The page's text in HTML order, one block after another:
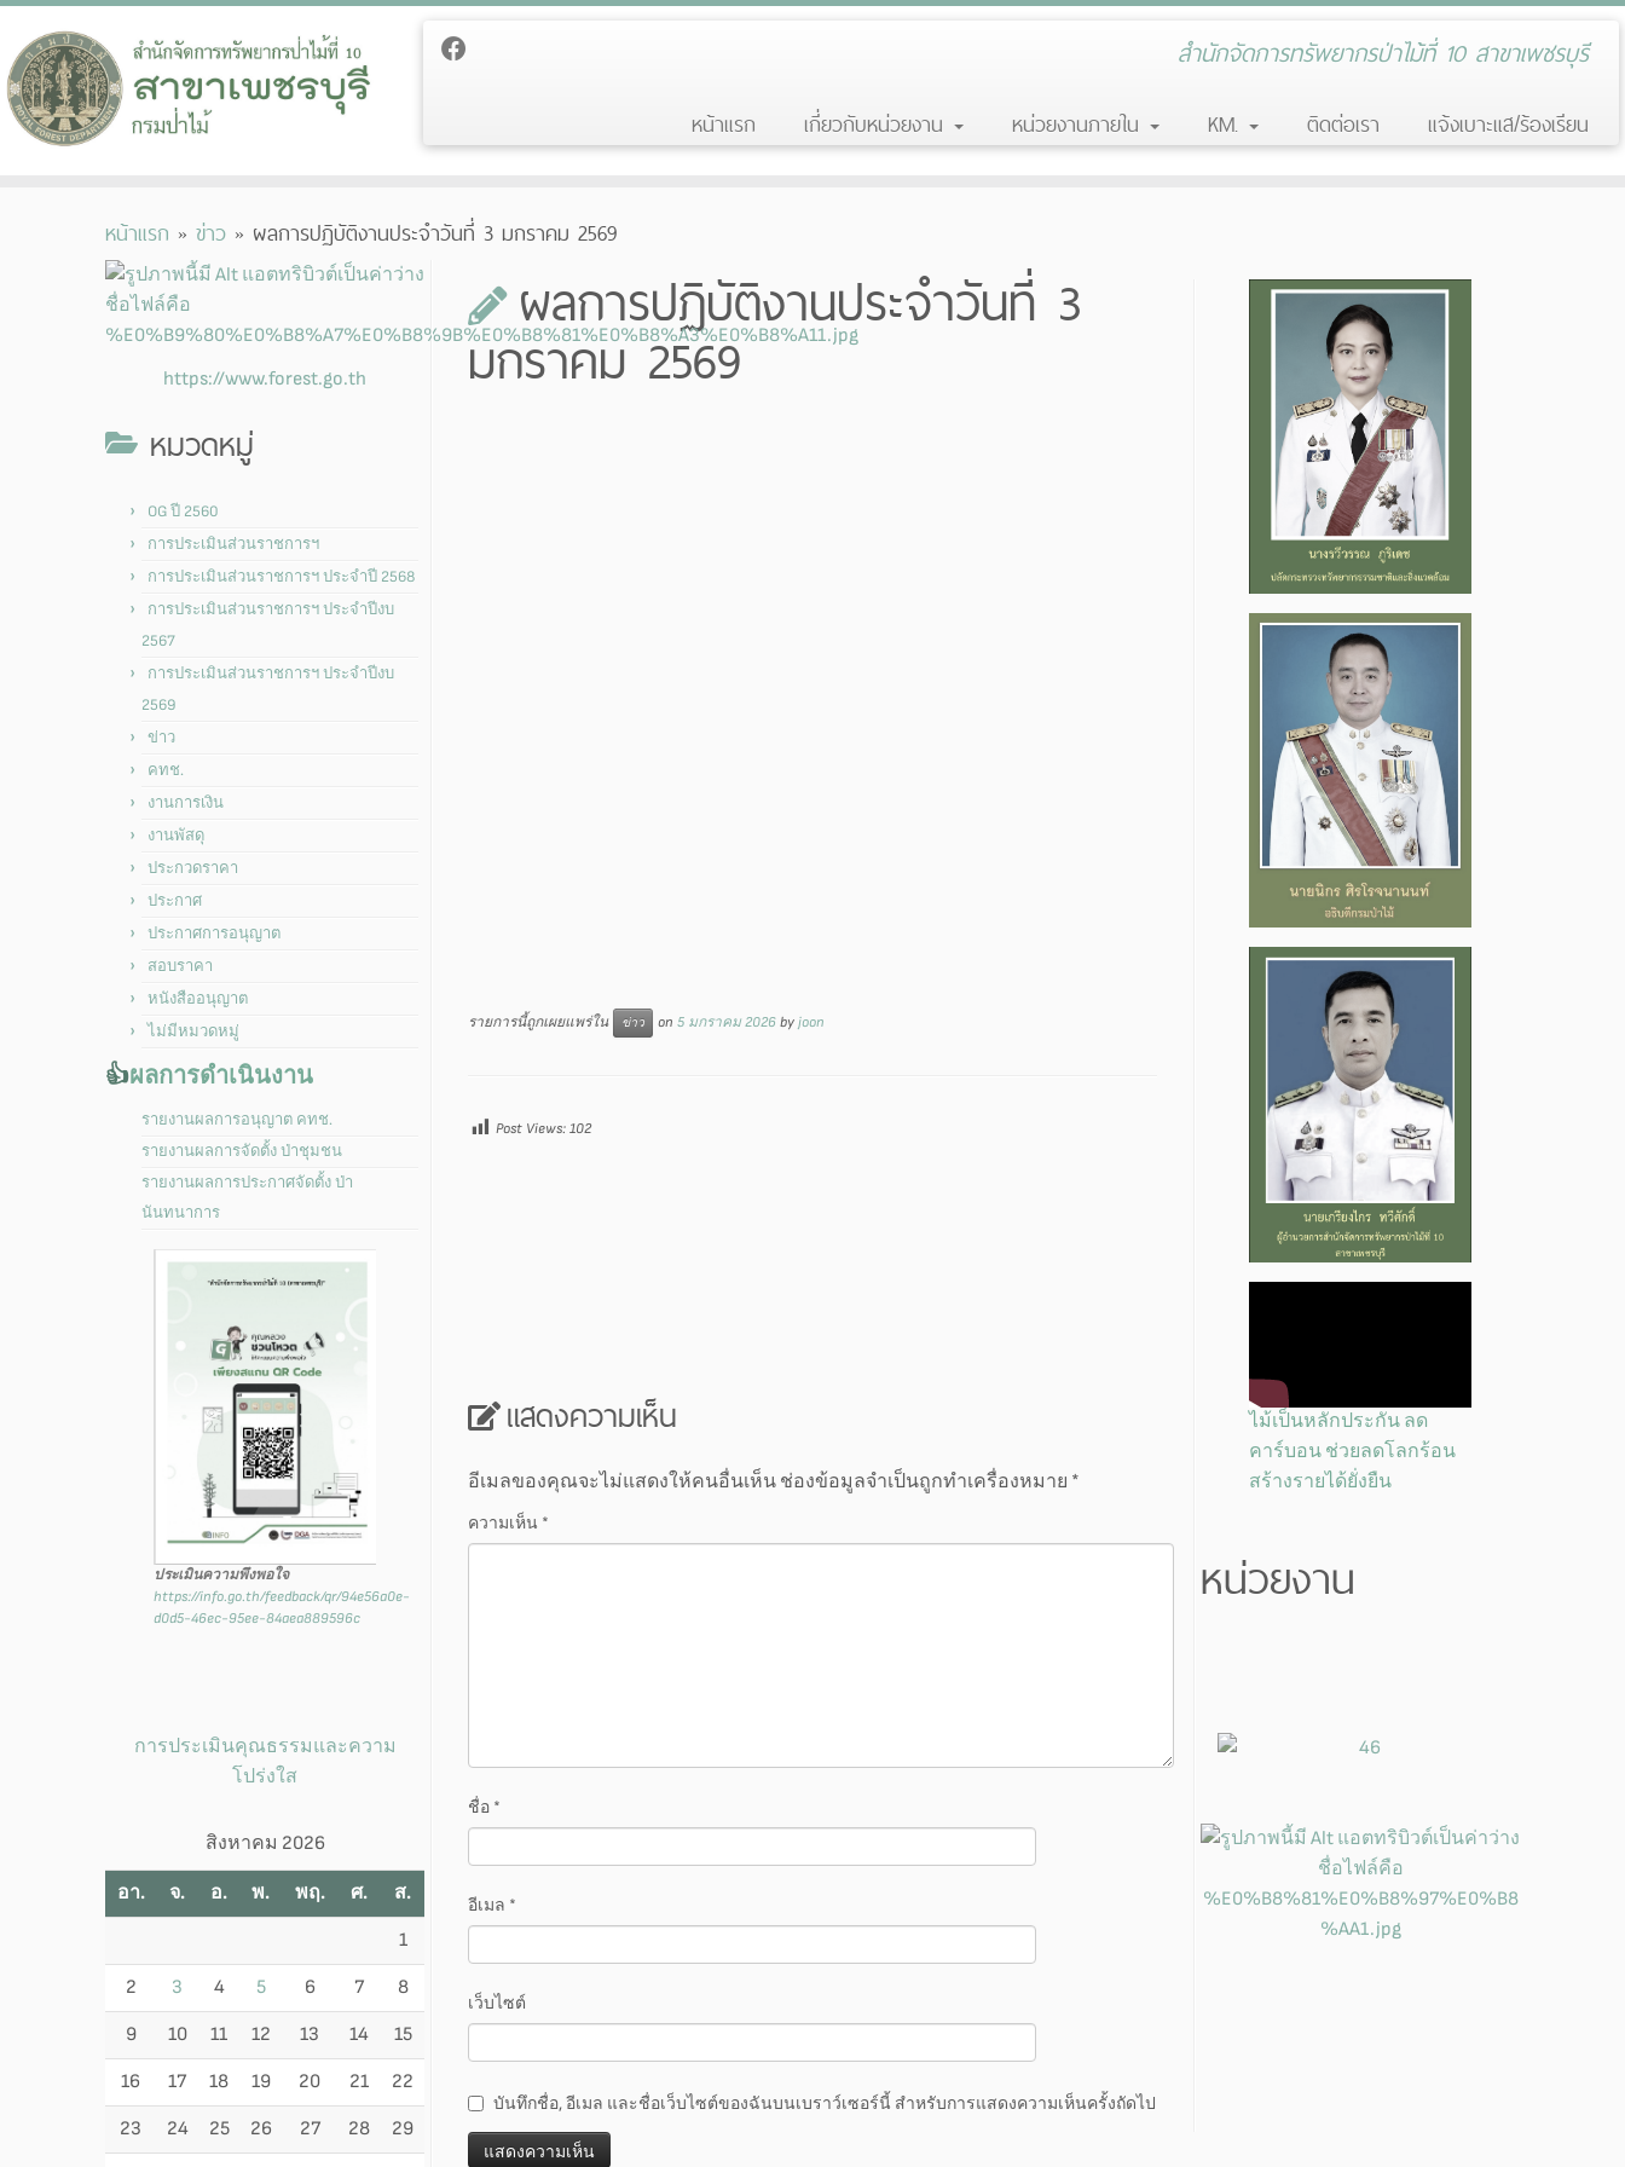
สำนักจัดการทรัพยากรป่าไม้ที่ 10 สาขาเพชรบุรี
หน้าแรก เกี่ยวกับหน่วยงาน หน่วยงานภายใน KM. ติดต่อเรา แจ้งเบาะแส/ร้องเรียน
หน้าแรก » ข่าว » ผลการปฏิบัติงานประจำวันที่ 3 มกราคม 2569
https://www.forest.go.th
หมวดหมู่
OG ปี 2560
การประเมินส่วนราชการฯ
การประเมินส่วนราชการฯ ประจำปี 2568
การประเมินส่วนราชการฯ ประจำปีงบ
2567
การประเมินส่วนราชการฯ ประจำปีงบ
2569
ข่าว
คทช.
งานการเงิน
งานพัสดุ
ประกวดราคา
ประกาศ
ประกาศการอนุญาต
สอบราคา
หนังสืออนุญาต
ไม่มีหมวดหมู่
👍ผลการดำเนินงาน
รายงานผลการอนุญาต คทช.
รายงานผลการจัดตั้ง ป่าชุมชน
รายงานผลการประกาศจัดตั้ง ป่า
นันทนาการ
ประเมินความพึงพอใจ
https://info.go.th/feedback/qr/94e56a0e-
d0d5-46ec-95ee-84aea889596c
การประเมินคุณธรรมและความ
โปร่งใส
สิงหาคม 2026
อา. จ. อ. พ. พฤ. ศ. ส.
1
2 3 4 5 6 7 8
9 10 11 12 13 14 15
16 17 18 19 20 21 22
23 24 25 26 27 28 29
ผลการปฏิบัติงานประจำวันที่ 3
มกราคม 2569
รายการนี้ถูกเผยแพร่ใน ข่าว on 5 มกราคม 2026 by joon
Post Views: 102
แสดงความเห็น
อีเมลของคุณจะไม่แสดงให้คนอื่นเห็น ช่องข้อมูลจำเป็นถูกทำเครื่องหมาย *
ความเห็น *
ชื่อ *
อีเมล *
เว็บไซต์
บันทึกชื่อ, อีเมล และชื่อเว็บไซต์ของฉันบนเบราว์เซอร์นี้ สำหรับการแสดงความเห็นครั้งถัดไป
ไม้เป็นหลักประกัน ลด
คาร์บอน ช่วยลดโลกร้อน
สร้างรายได้ยั่งยืน
หน่วยงาน